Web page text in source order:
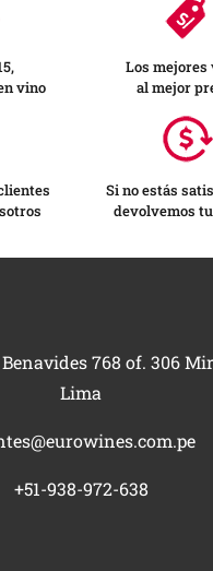
vino
Los mejores
al mejor
Si no estás
devolvemos
768 of. 306
Lima
+51-938-972-638